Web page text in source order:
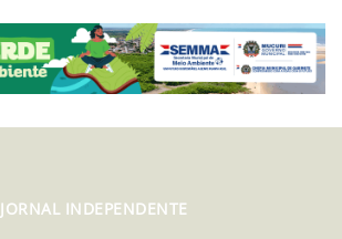
JORNAL INDEPENDENTE